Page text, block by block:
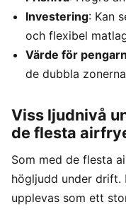
Investering: Kan
och flexibel
Värde för
de dubbla
Viss ljudnivå
de flesta
Som med de flesta
högljudd under
upplevas som ett